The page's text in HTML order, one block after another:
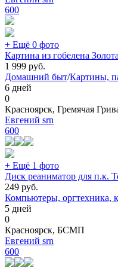
600
+ Ещё 0 фото
Картина из гобелена
1 999 руб.
Домашний быт/Картины,
6 дней
0
Красноярск, Гремячая
Евгений srn
600
+ Ещё 1 фото
Диск реаниматор для п.к.
249 руб.
Компьютеры, оргтехника,
5 дней
0
Красноярск, БСМП
Евгений srn
600